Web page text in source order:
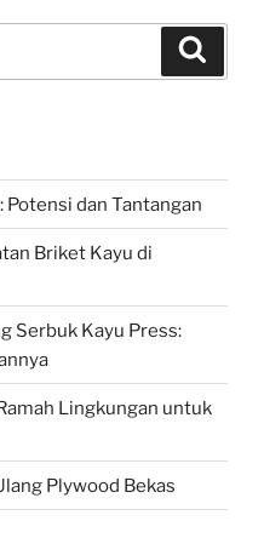
Potensi dan Tantangan
Briket Kayu di
Serbuk Kayu Press:
Lingkungan untuk
Plywood Bekas